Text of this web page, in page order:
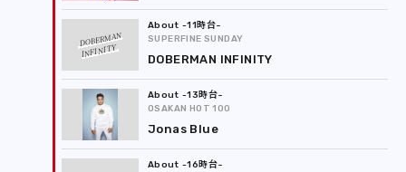
DOBERMAN
INFINITY
-11時台
SUPERFINE SUNDAY
DOBERMAN INFINITY
-13時台
OSAKAN HOT 100
Jonas Blue
-16時台